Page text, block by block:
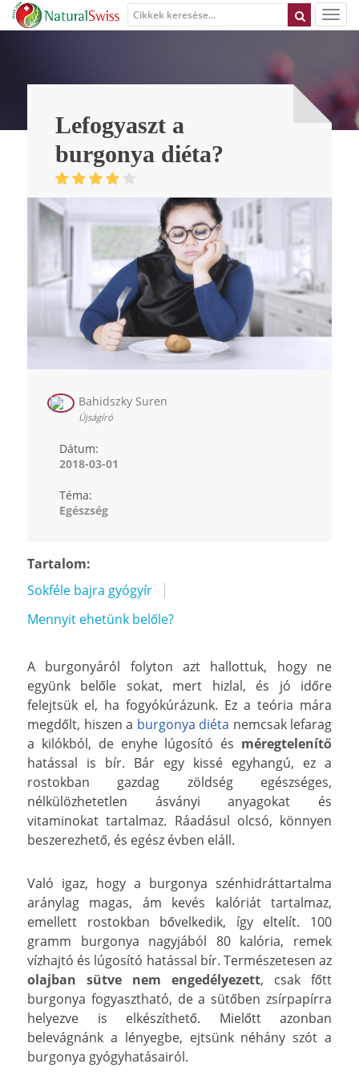
Lefogyaszt a
burgonya diéta?
Bahidszky Suren
Újságíró
Dátum:
2018-03-01
Téma:
Egészség
Tartalom:
Sokféle bajra gyógyír
Mennyit ehetünk belőle?
A burgonyáról folyton azt hallottuk, hogy ne
együnk belőle sokat, mert hizlal, és jó időre
felejtsük el, ha fogyókúrázunk. Ez a teória mára
megdőlt, hiszen a burgonya diéta nemcsak lefarag
a kilókból, de enyhe lúgosító és méregtelenítő
hatással is bír. Bár egy kissé egyhangú, ez a
rostokban gazdag zöldség egészséges,
nélkülözhetetlen ásványi anyagokat és
vitaminokat tartalmaz. Ráadásul olcsó, könnyen
beszerezhető, és egész évben eláll.
Való igaz, hogy a burgonya szénhidráttartalma
aránylag magas, ám kevés kalóriát tartalmaz,
emellett rostokban bővelkedik, így eltelít. 100
gramm burgonya nagyjából 80 kalória, remek
vízhajtó és lúgosító hatással bír. Természetesen az
olajban sütve nem engedélyezett, csak főtt
burgonya fogyasztható, de a sütőben zsírpapírra
helyezve is elkészíthető. Mielőtt azonban
belevágnánk a lényegbe, ejtsünk néhány szót a
burgonya gyógyhatásairól.